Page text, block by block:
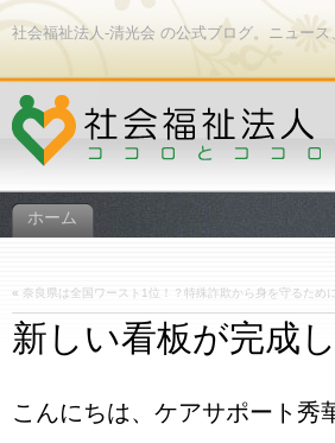
社会福祉法人-清光会 の公式ブログ。ニュー
ホーム
« 奈良県は全国ワースト1位！？特殊詐欺から身を守るため
新しい看板が完成
こんにちは、ケアサポート秀